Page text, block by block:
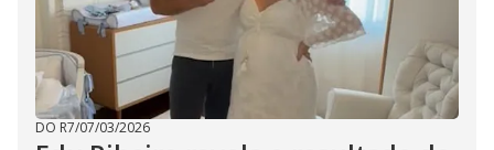
DO R7/07/03/2026